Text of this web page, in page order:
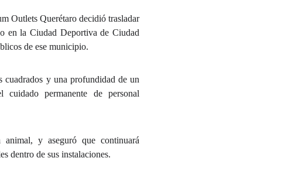
Outlets Querétaro decidió trasladar
en la Ciudad Deportiva de Ciudad
de ese municipio.
cuadrados y una profundidad de un
cuidado permanente de personal
y aseguró que continuará
dentro de sus instalaciones.